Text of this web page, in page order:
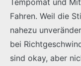
Fahren. Weil die
nahezu
bei
sind okay, aber